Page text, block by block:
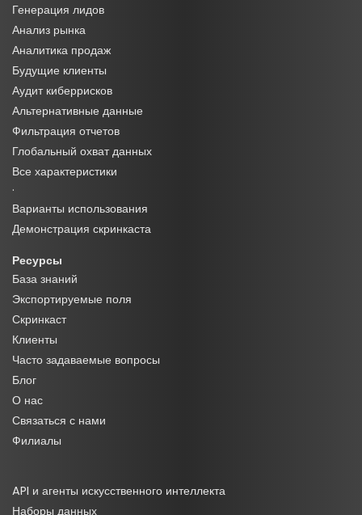
Генерация лидов
Анализ рынка
Аналитика продаж
Будущие клиенты
Аудит киберрисков
Альтернативные данные
Фильтрация отчетов
Глобальный охват данных
Все характеристики
·
Варианты использования
Демонстрация скринкаста
Ресурсы
База знаний
Экспортируемые поля
Скринкаст
Клиенты
Часто задаваемые вопросы
Блог
О нас
Связаться с нами
Филиалы
API и агенты искусственного интеллекта
Наборы данных